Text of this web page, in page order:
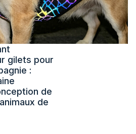
gilets pour
:
de
de